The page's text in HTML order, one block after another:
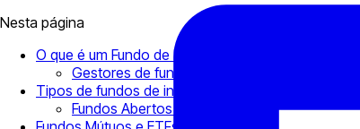
Nesta página
O que é um Fundo de Investimento?
Gestores de fundos e liquidez
Tipos de fundos de investimento
Fundos Abertos e Fechados